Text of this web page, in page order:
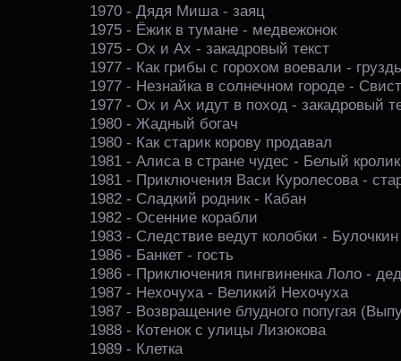
1970 - Дядя Миша - заяц
1975 - Ёжик в тумане - медвежонок
1975 - Ох и Ах - закадровый текст
1977 - Как грибы с горохом воевали - груздь
1977 - Незнайка в солнечном городе -
1977 - Ох и Ах идут в поход - закадровый
1980 - Жадный богач
1980 - Как старик корову продавал
1981 - Алиса в стране чудес - ​Белый кролик
1981 - Приключения Васи Куролесова -
1982 - Сладкий родник - Кабан
1982 - Осенние корабли
1983 - Следствие ведут колобки - Булочкин
1986 - Банкет - гость
1986 - Приключения пингвиненка Лоло -
1987 - Нехочуха - Великий Нехочуха
1987 - Возвращение блудного попугая
1988 - Котенок с улицы Лизюкова
1989 - Клетка